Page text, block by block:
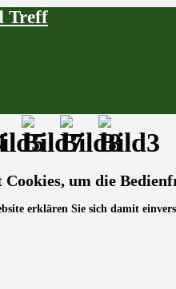
Treff
Cookies, um die
erklären Sie sich damit